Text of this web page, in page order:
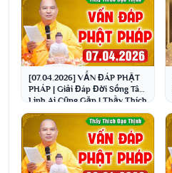
[07.04.2026] VẤN ĐÁP PHẬT
PHÁP | Giải Đáp Đời Sống Tâm
Linh Ai Cũng Gặp | Thầy Thích
Đạo Thịnh